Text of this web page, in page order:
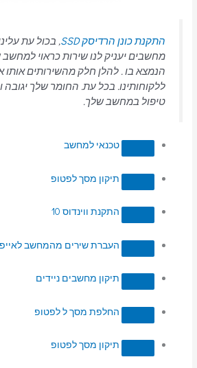
התקנת כונן הרדיסק SSD
, בכול עת
מחשבים יעניק לנו שירות כראוי למחשב
הנמצא בו . להלן חלק מהשירותים אותו
ללקוחותינו. בכל עת. החומר שלך יגובה
טיפול במחשב שלך.
טכנאי למחשב
תיקון מסך לפטופ
התקנת ווינדוס 10
העברת שירים מהמחשב
תיקון מחשבים ניידים
החלפת מסך ל לפטופ
תיקון מסך לפטופ